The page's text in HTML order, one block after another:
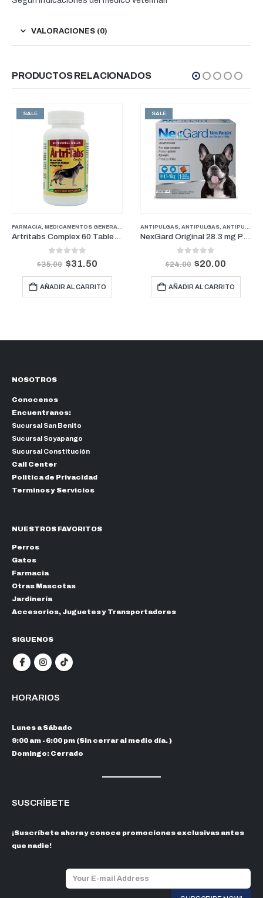
VALORACIONES (0)
PRODUCTOS RELACIONADOS
,ANTIPULGAS PERROS PESOS PEQUEÑOS,FARMACIA,
SALE
FARMACIA, MEDICAMENTOS GENERALES PERROS,SUPLEMENTOS Y VITAMINAS
Artritabs Complex 60 Tabletas
out of 5
$35.00 $31.50
AÑADIR AL CARRITO
SALE
ANTIPULGAS, ANTIPULGAS, ANTIPULGAS PERROS PESOS MEDIANOS
NexGard Original 28.3 mg Perros De 4.1 kg a 10 kg (1 Mes)
out of 5
$24.00 $20.00
AÑADIR AL CARRITO
NOSOTROS
Conocenos
Encuentranos:
Sucursal San Benito
Sucursal Soyapango
Sucursal Constitución
Call Center
Politica de Privacidad
Terminos y Servicios
NUESTROS FAVORITOS
Perros
Gatos
Farmacia
Otras Mascotas
Jardinería
Accesorios, Juguetes y Transportadores
SIGUENOS
HORARIOS
Lunes a Sábado
9:00 am - 6:00 pm (Sin cerrar al medio día. )
Domingo: Cerrado
SUSCRÍBETE
¡Suscríbete ahora y conoce promociones exclusivas antes
que nadie!